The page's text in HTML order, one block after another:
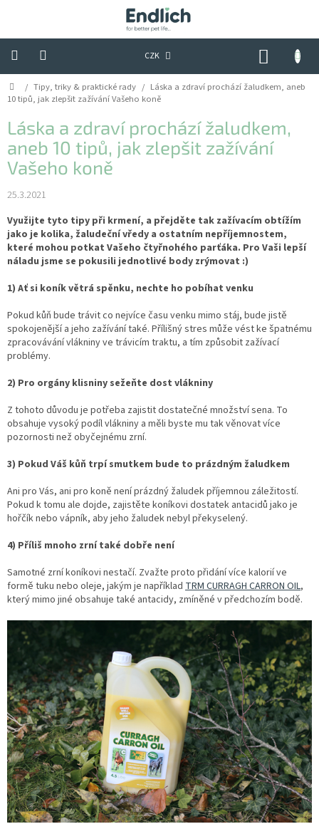
CZK
Tipy,
triky
rady
Hodnocení
obchodu
Obchodní
podmínky
ochrany
osobních
Reklamace
Napište
podmienky
Impressum
SUPLEMENTY
SUPLEMENTY
psy
a
STRIDE
Vybavení
pro
koně
Vybavení
pro
jezdce
Vybavení
pro
psy
Značky
Měna
Domů
/ Tipy, triky & praktické rady / Láska a zdraví prochází žaludkem, aneb
10 tipů, jak zlepšit zažívání Vašeho koně
Láska a zdraví prochází žaludkem,
aneb 10 tipů, jak zlepšit zažívání
Vašeho koně
25.3.2021
Využijte tyto tipy při krmení, a přejděte tak zažívacím obtížím
jako je kolika, žaludeční vředy a ostatním nepříjemnostem,
které mohou potkat Vašeho čtyřnohého parťáka. Pro Vaši lepší
náladu jsme se pokusili jednotlivé body zrýmovat :)
1) Ať si koník větrá spěnku, nechte ho pobíhat venku
Pokud kůň bude trávit co nejvíce času venku mimo stáj, bude jistě
spokojenější a jeho zažívání také. Přílišný stres může vést ke špatnému
zpracovávání vlákniny ve trávicím traktu, a tím způsobit zažívací
problémy.
2) Pro orgány klisniny sežeňte dost vlákniny
Z tohoto důvodu je potřeba zajistit dostatečné množství sena. To
obsahuje vysoký podíl vlákniny a měli byste mu tak věnovat více
pozornosti než obyčejnému zrní.
3) Pokud Váš kůň trpí smutkem bude to prázdným žaludkem
Ani pro Vás, ani pro koně není prázdný žaludek příjemnou záležitostí.
Pokud k tomu ale dojde, zajistěte koníkovi dostatek antacidů jako je
hořčík nebo vápník, aby jeho žaludek nebyl překyselený.
4) Příliš mnoho zrní také dobře není
Samotné zrní koníkovi nestačí. Zvažte proto přidání více kalorií ve
formě tuku nebo oleje, jakým je například TRM CURRAGH CARRON OIL,
který mimo jiné obsahuje také antacidy, zmíněné v předchozím bodě.